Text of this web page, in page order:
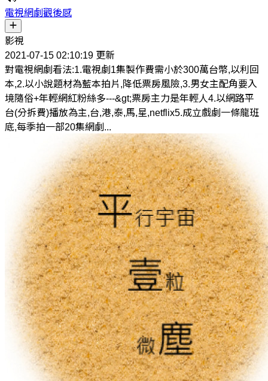
電視網劇觀後感
影視
2021-07-15 02:10:19 更新
對電視網劇看法:1.電視劇1集製作費需小於300萬台幣,以利回
本,2.以小說題材為藍本拍片,降低票房風險,3.男女主配角要入
境隨俗+年輕網紅粉絲多---&gt;票房主力是年輕人4.以網路平
台(分拆費)播放為主,台,港,泰,馬,星,netflix5.成立戲劇一條龍班
底,每季拍一部20集網劇...